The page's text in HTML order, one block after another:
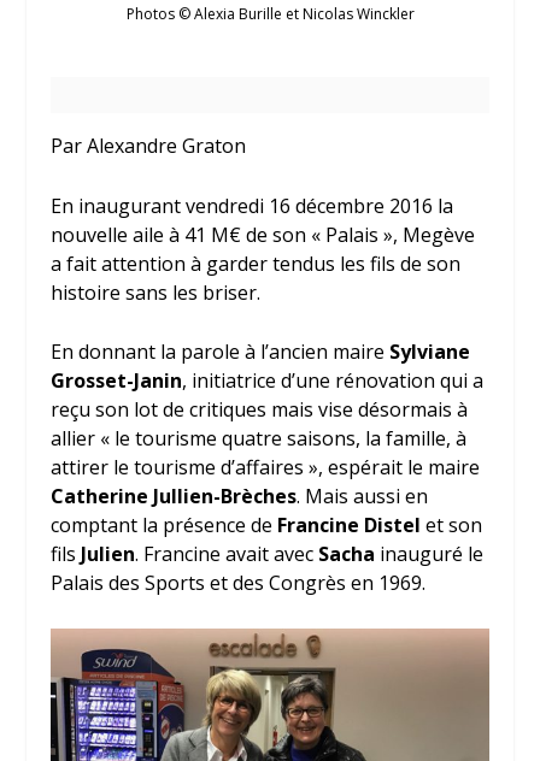
Photos © Alexia Burille et Nicolas Winckler
Par Alexandre Graton
En inaugurant vendredi 16 décembre 2016 la
nouvelle aile à 41 M€ de son « Palais », Megève
a fait attention à garder tendus les fils de son
histoire sans les briser.
En donnant la parole à l’ancien maire Sylviane
Grosset-Janin, initiatrice d’une rénovation qui a
reçu son lot de critiques mais vise désormais à
allier « le tourisme quatre saisons, la famille, à
attirer le tourisme d’affaires », espérait le maire
Catherine Jullien-Brèches. Mais aussi en
comptant la présence de Francine Distel et son
fils Julien. Francine avait avec Sacha inauguré le
Palais des Sports et des Congrès en 1969.